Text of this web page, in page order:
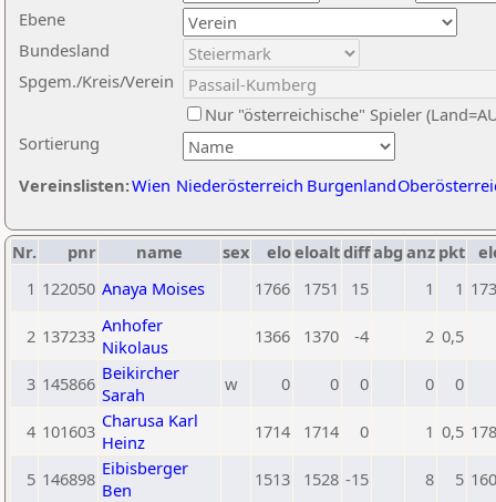
Ebene
Sortierung
Bundesland
Spgem./Kreis/Verein
Nur "österreichische" Spieler
Vereinslisten:Wien Niederösterreich Burgenland
Nr. pnr name sex eloeloaltdiffabg anz pkt
1 122050 Anaya Moises 1766 1751 15 1 1
2 137233 Anhofer
Nikolaus
1366 1370 -4 2 0,5
3 145866 Beikircher
Sarah
w 0 0 0 0 0
4 101603 Charusa Karl
Heinz
1714 1714 0 1 0,5
5 146898 Eibisberger
Ben
1513 1528 -15 8 5